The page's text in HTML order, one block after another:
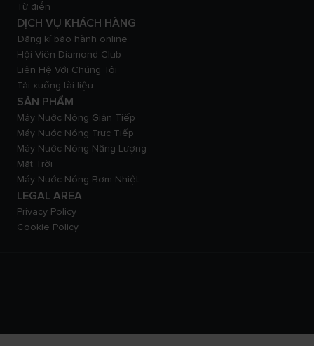
Từ điển
DỊCH VỤ KHÁCH HÀNG
Đăng kí bảo hành online
Hội Viên Diamond Club
Liên Hệ Với Chúng Tôi
Tải xuống tài liệu
SẢN PHẨM
Máy Nước Nóng Gián Tiếp
Máy Nước Nóng Trực Tiếp
Máy Nước Nóng Năng Lượng
Mặt Trời
Máy Nước Nóng Bơm Nhiệt
LEGAL AREA
Privacy Policy
Cookie Policy